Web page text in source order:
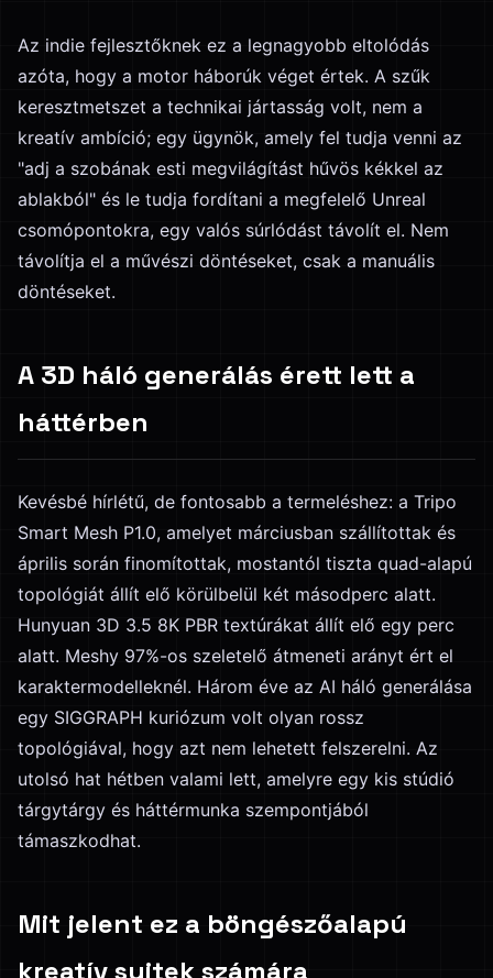
Az indie fejlesztőknek ez a legnagyobb eltolódás
azóta, hogy a motor háborúk véget értek. A szűk
keresztmetszet a technikai jártasság volt, nem a
kreatív ambíció; egy ügynök, amely fel tudja venni az
"adj a szobának esti megvilágítást hűvös kékkel az
ablakból" és le tudja fordítani a megfelelő Unreal
csomópontokra, egy valós súrlódást távolít el. Nem
távolítja el a művészi döntéseket, csak a manuális
döntéseket.
A 3D háló generálás érett lett a
háttérben
Kevésbé hírlétű, de fontosabb a termeléshez: a Tripo
Smart Mesh P1.0, amelyet márciusban szállítottak és
április során finomítottak, mostantól tiszta quad-alapú
topológiát állít elő körülbelül két másodperc alatt.
Hunyuan 3D 3.5 8K PBR textúrákat állít elő egy perc
alatt. Meshy 97%-os szeletelő átmeneti arányt ért el
karaktermodelleknél. Három éve az AI háló generálása
egy SIGGRAPH kuriózum volt olyan rossz
topológiával, hogy azt nem lehetett felszerelni. Az
utolsó hat hétben valami lett, amelyre egy kis stúdió
tárgytárgy és háttérmunka szempontjából
támaszkodhat.
Mit jelent ez a böngészőalapú
kreatív suitek számára